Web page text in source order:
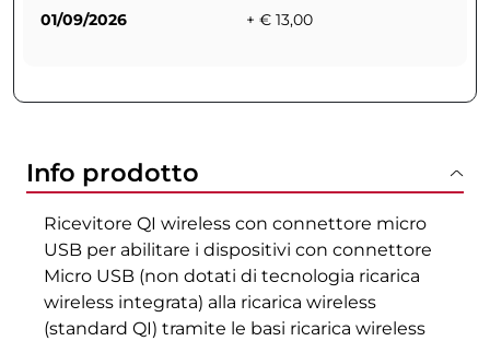
01/09/2026
+ € 13,00
Info prodotto
Ricevitore QI wireless con connettore micro
USB per abilitare i dispositivi con connettore
Micro USB (non dotati di tecnologia ricarica
wireless integrata) alla ricarica wireless
(standard QI) tramite le basi ricarica wireless